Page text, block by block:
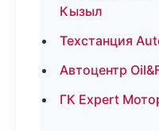
Кызыл
Техстанция
Автоцентр
ГК Expert